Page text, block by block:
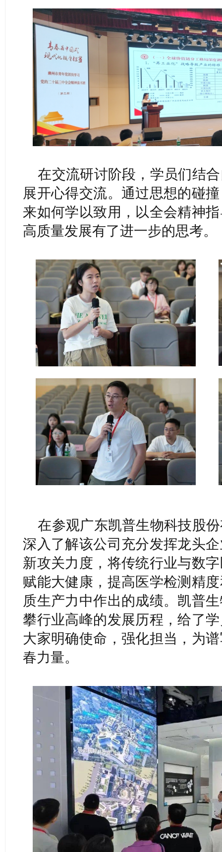
在交流研讨阶段，学员们结
展开心得交流。通过思想的碰
来如何学以致用，以全会精神
高质量发展有了进一步的思考。
在参观广东凯普生物科技股
深入了解该公司充分发挥龙头
新攻关力度，将传统行业与数
赋能大健康，提高医学检测精
质生产力中作出的成绩。凯普
攀行业高峰的发展历程，给了
大家明确使命，强化担当，为
春力量。